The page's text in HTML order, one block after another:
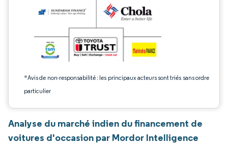
*Avis de non-responsabilité : les principaux acteurs sont triés sans ordre
particulier
Analyse du marché indien du financement de
voitures d'occasion par Mordor Intelligence